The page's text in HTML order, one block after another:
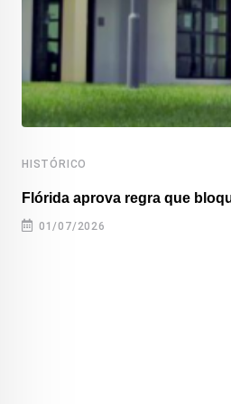
HISTÓRICO
Flórida aprova regra que
01/07/2026